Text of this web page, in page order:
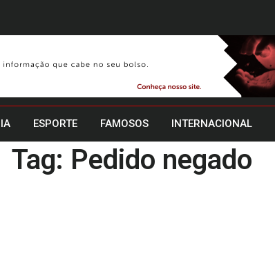
ESPORTE FAMOSOS INTERNACIONAL
Tag: Pedido negado